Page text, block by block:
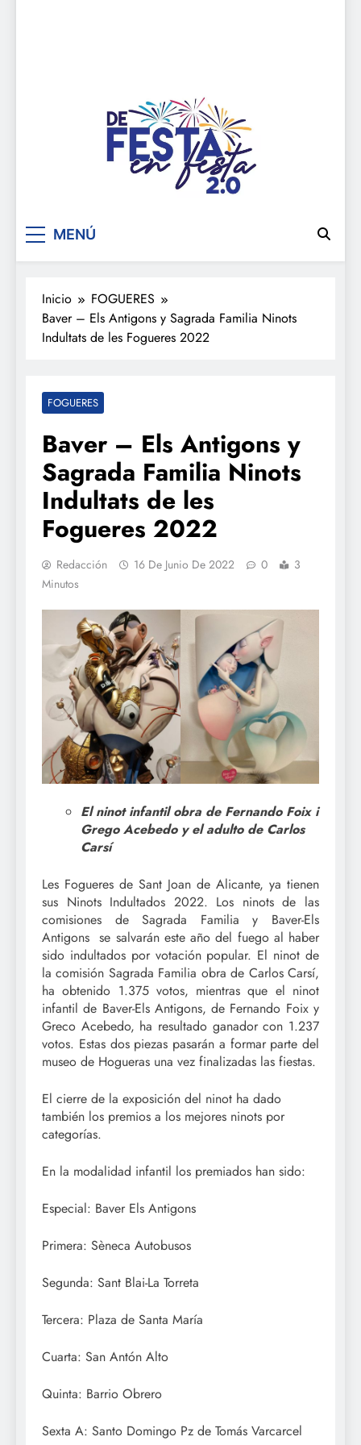
De festa en festa 2.0
MENÚ
Inicio
FOGUERES
Baver – Els Antigons y Sagrada Familia Ninots
Indultats de les Fogueres 2022
FOGUERES
Baver – Els Antigons y
Sagrada Familia Ninots
Indultats de les
Fogueres 2022
Redacción 16 De Junio De 2022 0
3
Minutos
El ninot infantil obra de Fernando Foix i
Grego Acebedo y el adulto de Carlos
Carsí
Les Fogueres de Sant Joan de Alicante, ya tienen
sus Ninots Indultados 2022. Los ninots de las
comisiones de Sagrada Familia y Baver-Els
Antigons se salvarán este año del fuego al haber
sido indultados por votación popular. El ninot de
la comisión Sagrada Familia obra de Carlos Carsí,
ha obtenido 1.375 votos, mientras que el ninot
infantil de Baver-Els Antigons, de Fernando Foix y
Greco Acebedo, ha resultado ganador con 1.237
votos. Estas dos piezas pasarán a formar parte del
museo de Hogueras una vez finalizadas las fiestas.
El cierre de la exposición del ninot ha dado
también los premios a los mejores ninots por
categorías.
En la modalidad infantil los premiados han sido:
Especial: Baver Els Antigons
Primera: Sèneca Autobusos
Segunda: Sant Blai-La Torreta
Tercera: Plaza de Santa María
Cuarta: San Antón Alto
Quinta: Barrio Obrero
Sexta A: Santo Domingo Pz de Tomás Varcarcel